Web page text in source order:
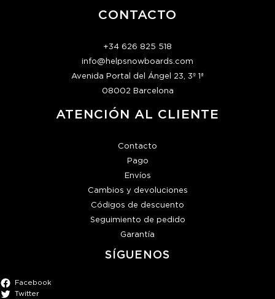
CONTACTO
+34 626 825 518
info@helpsnowboards.com
Avenida Portal del Ángel 23, 3º 1ª
08002 Barcelona
ATENCIÓN AL CLIENTE
Contacto
Pago
Envíos
Cambios y devoluciones
Códigos de descuento
Seguimiento de pedido
Garantía
SÍGUENOS
Facebook
Twitter